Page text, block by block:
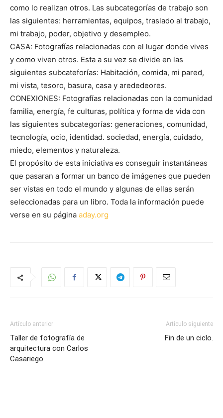
como lo realizan otros. Las subcategorías de trabajo son
las siguientes: herramientas, equipos, traslado al trabajo,
mi trabajo, poder, objetivo y desempleo.
CASA: Fotografías relacionadas con el lugar donde vives
y como viven otros. Esta a su vez se divide en las
siguientes subcateforías: Habitación, comida, mi pared,
mi vista, tesoro, basura, casa y arededeores.
CONEXIONES: Fotografías relacionadas con la comunidad
familia, energía, fe culturas, política y forma de vida con
las siguientes subcategorías: generaciones, comunidad,
tecnología, ocio, identidad. sociedad, energía, cuidado,
miedo, elementos y naturaleza.
El propósito de esta iniciativa es conseguir instantáneas
que pasaran a formar un banco de imágenes que pueden
ser vistas en todo el mundo y algunas de ellas serán
seleccionadas para un libro. Toda la información puede
verse en su página aday.org
Artículo anterior
Taller de fotografía de
arquitectura con Carlos
Casariego
Artículo siguiente
Fin de un ciclo.